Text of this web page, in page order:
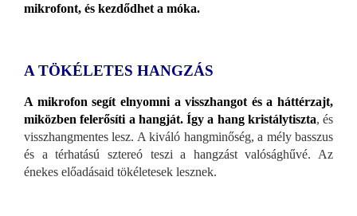
mikrofont, és kezdődhet a móka.
A TÖKÉLETES HANGZÁS
A mikrofon segít elnyomni a visszhangot és a háttérzajt,
miközben felerősíti a hangját. Így a hang kristálytiszta, és
visszhangmentes lesz. A kiváló hangminőség, a mély basszus
és a térhatású sztereó teszi a hangzást valósághűvé. Az
énekes előadásaid tökéletesek lesznek.